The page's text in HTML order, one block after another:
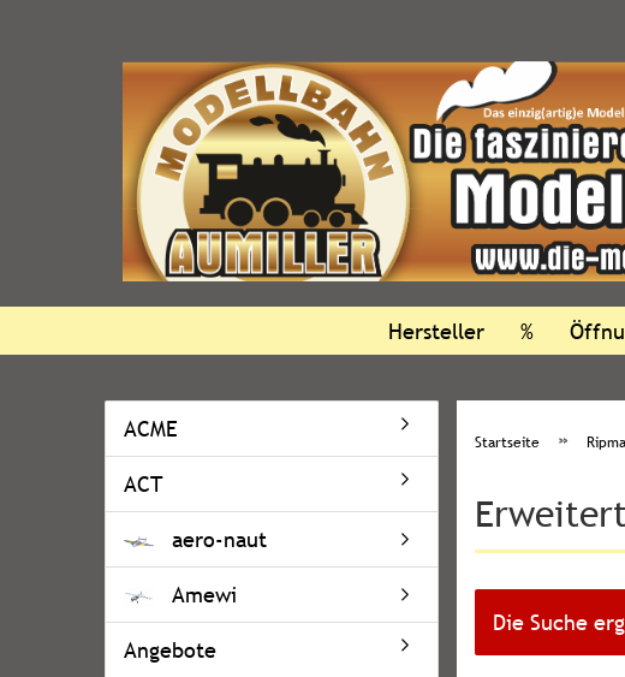
Hersteller %
Startseite »
Die Suche
ACME
ACT
aero-naut
Amewi
Angebote